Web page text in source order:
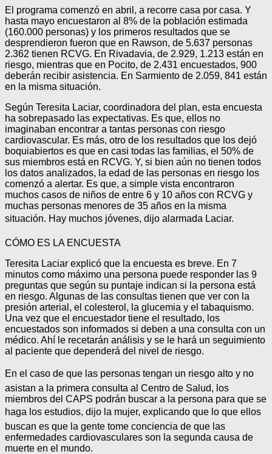
El programa comenzó en abril, a recorre casa por casa. Y
hasta mayo encuestaron al 8% de la población estimada
(160.000 personas) y los primeros resultados que se
desprendieron fueron que en Rawson, de 5.637 personas
2.362 tienen RCVG. En Rivadavia, de 2.929, 1.213 están en
riesgo, mientras que en Pocito, de 2.431 encuestados, 900
deberán recibir asistencia. En Sarmiento de 2.059, 841 están
en la misma situación.
Según Teresita Laciar, coordinadora del plan, esta encuesta
ha sobrepasado las expectativas. Es que, ellos no
imaginaban encontrar a tantas personas con riesgo
cardiovascular. Es más, otro de los resultados que los dejó
boquiabiertos es que en casi todas las familias, el 50% de
sus miembros está en RCVG. Y, si bien aún no tienen todos
los datos analizados, la edad de las personas en riesgo los
comenzó a alertar. Es que, a simple vista encontraron
muchos casos de niños de entre 6 y 10 años con RCVG y
muchas personas menores de 35 años en la misma
situación. Hay muchos jóvenes, dijo alarmada Laciar.
CÓMO ES LA ENCUESTA
Teresita Laciar explicó que la encuesta es breve. En 7
minutos como máximo una persona puede responder las 9
preguntas que según su puntaje indican si la persona está
en riesgo. Algunas de las consultas tienen que ver con la
presión arterial, el colesterol, la glucemia y el tabaquismo.
Una vez que el encuestador tiene el resultado, los
encuestados son informados si deben a una consulta con un
médico. Ahí le recetarán análisis y se le hará un seguimiento
al paciente que dependerá del nivel de riesgo.
En el caso de que las personas tengan un riesgo alto y no
asistan a la primera consulta al Centro de Salud, los
miembros del CAPS podrán buscar a la persona para que se
haga los estudios, dijo la mujer, explicando que lo que ellos
buscan es que la gente tome conciencia de que las
enfermedades cardiovasculares son la segunda causa de
muerte en el mundo.